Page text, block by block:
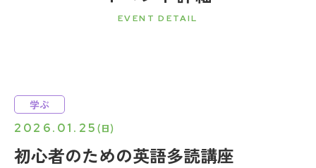
EVENT DETAIL
初心者のための英語多読講座
2026.01.25 (日)
学ぶ